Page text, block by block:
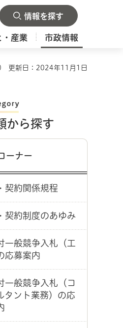
情報を探す
・産業 市政情報
更新日：2024年11月1日
から探す
ーナー
契約関係規程
契約制度のあゆみ
一般競争入札（工
応募案内
一般競争入札（コ
タント業務）の応